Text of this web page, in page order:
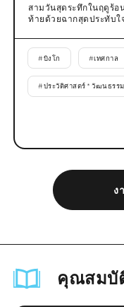
ง
สามวันสุดระทึกในฤดูร้อ
ท้ายด้วยฉากสุดประทับใ
#บิงโก #เทศกาล
#ประวัติศาสตร์ * วัฒนธรรม
คุณสมบั